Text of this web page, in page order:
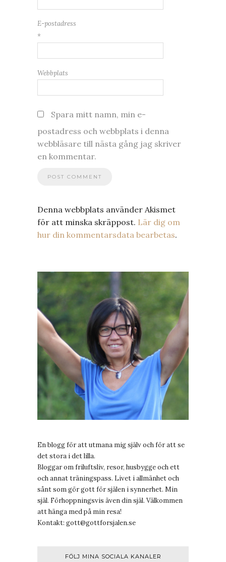
E-postadress
*
Webbplats
Spara mitt namn, min e-
postadress och webbplats i denna
webbläsare till nästa gång jag skriver
en kommentar.
Denna webbplats använder Akismet
för att minska skräppost. Lär dig om
hur din kommentarsdata bearbetas.
En blogg för att utmana mig själv och för att se
det stora i det lilla.
Bloggar om friluftsliv, resor, husbygge och ett
och annat träningspass. Livet i allmänhet och
sånt som gör gott för själen i synnerhet. Min
själ. Förhoppningsvis även din själ. Välkommen
att hänga med på min resa!
Kontakt: gott@gottforsjalen.se
FÖLJ MINA SOCIALA KANALER